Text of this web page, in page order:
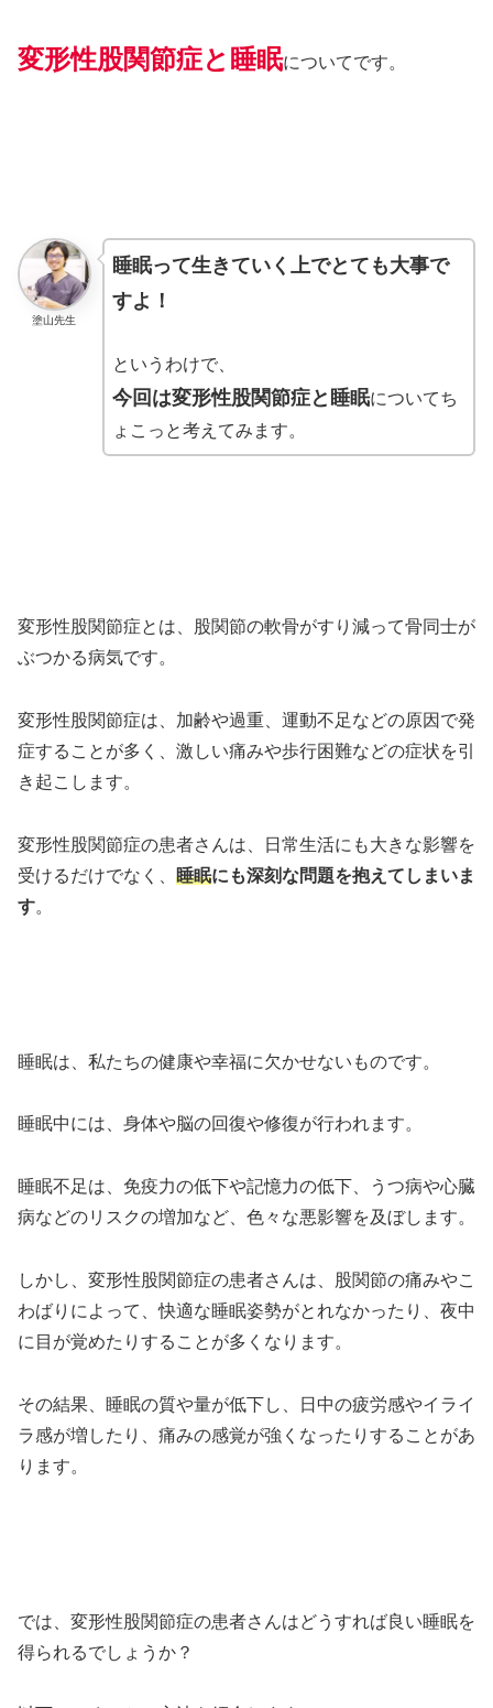
変形性股関節症と睡眠についてです。
塗山先生
睡眠って生きていく上でとても大事で
すよ！
というわけで、
今回は変形性股関節症と睡眠についてち
ょこっと考えてみます。
変形性股関節症とは、股関節の軟骨がすり減って骨同士が
ぶつかる病気です。
変形性股関節症は、加齢や過重、運動不足などの原因で発
症することが多く、激しい痛みや歩行困難などの症状を引
き起こします。
変形性股関節症の患者さんは、日常生活にも大きな影響を
受けるだけでなく、 睡眠にも深刻な問題を抱えてしまいま
す。
睡眠は、私たちの健康や幸福に欠かせないものです。
睡眠中には、身体や脳の回復や修復が行われます。
睡眠不足は、免疫力の低下や記憶力の低下、うつ病や心臓
病などのリスクの増加など、色々な悪影響を及ぼします。
しかし、変形性股関節症の患者さんは、股関節の痛みやこ
わばりによって、快適な睡眠姿勢がとれなかったり、夜中
に目が覚めたりすることが多くなります。
その結果、睡眠の質や量が低下し、日中の疲労感やイライ
ラ感が増したり、痛みの感覚が強くなったりすることがあ
ります。
では、変形性股関節症の患者さんはどうすれば良い睡眠を
得られるでしょうか？